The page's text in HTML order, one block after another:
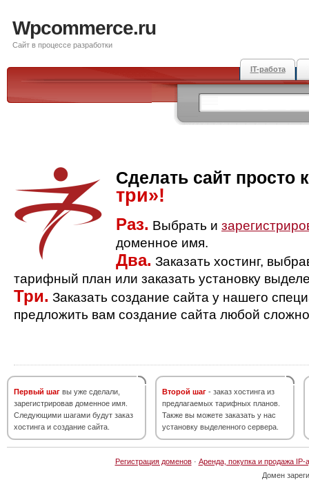
Wpcommerce.ru
Сайт в процессе разработки
IT-работа
Сделать сайт просто
три»!
Раз. Выбрать и
доменное имя.
Два. Заказать хостинг,
тарифный план или заказать установку
Три. Заказать создание сайта у нашего
предложить вам создание сайта любой
Первый шаг вы уже сделали,
зарегистрировав доменное имя.
Следующими шагами будут заказ
хостинга и создание сайта.
Второй шаг - заказ хостинга из
предлагаемых тарифных планов.
Также вы можете заказать у нас
установку выделенного сервера.
Регистрация доменов· Аренда, покупка и продажа IP-
Домен